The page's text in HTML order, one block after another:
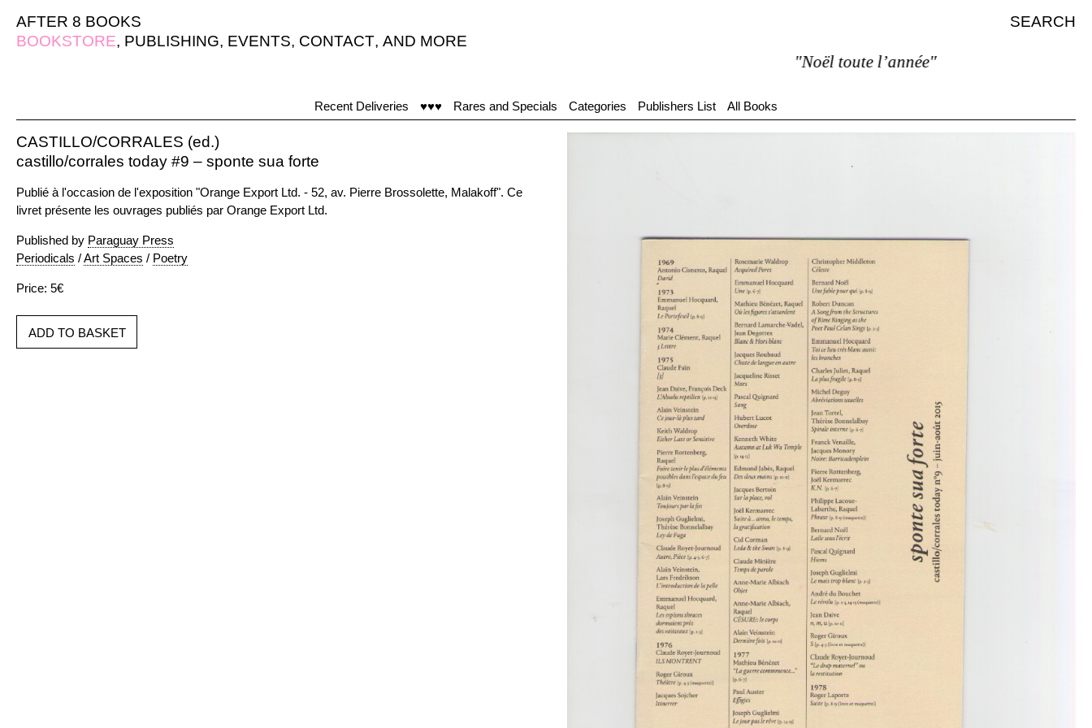
AFTER 8 BOOKS
SEARCH
BOOKSTORE, PUBLISHING, EVENTS, CONTACT, AND MORE
"Noël toute l’année"
Recent Deliveries ♥♥♥ Rares and Specials Categories Publishers List All Books
CASTILLO/CORRALES (ed.)
castillo/corrales today #9 – sponte sua forte
Publié à l'occasion de l'exposition "Orange Export Ltd. - 52, av. Pierre Brossolette, Malakoff". Ce
livret présente les ouvrages publiés par Orange Export Ltd.
Published by Paraguay Press
Periodicals /Art Spaces / Poetry
Price: 5€
ADD TO BASKET